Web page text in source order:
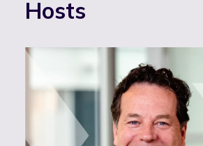
Hosts